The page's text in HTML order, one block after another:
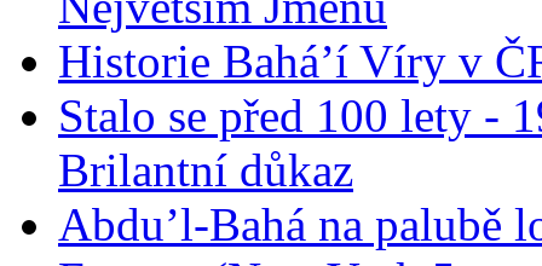
Historie Bahá’í Víry v
Stalo se před 100 lety -
Brilantní důkaz
Abdu’l-Bahá na palubě